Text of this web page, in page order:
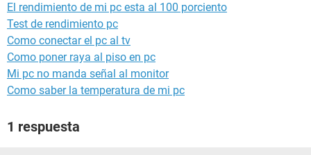
El rendimiento de mi pc esta al 100 porciento
Test de rendimiento pc
Como conectar el pc al tv
Como poner raya al piso en pc
Mi pc no manda señal al monitor
Como saber la temperatura de mi pc
1 respuesta